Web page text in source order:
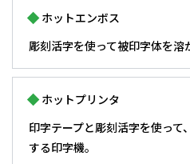
ホットエンボス
彫刻活字を使って被印字体を溶
ホットプリンタ
印字テープと彫刻活字を使って
する印字機｡